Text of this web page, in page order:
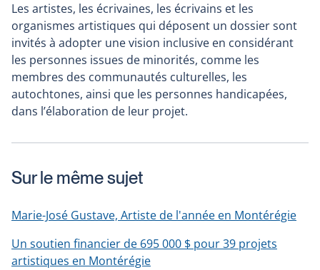
Les artistes, les écrivaines, les écrivains et les
organismes artistiques qui déposent un dossier sont
invités à adopter une vision inclusive en considérant
les personnes issues de minorités, comme les
membres des communautés culturelles, les
autochtones, ainsi que les personnes handicapées,
dans l’élaboration de leur projet.
Sur le même sujet
Marie-José Gustave, Artiste de l'année en Montérégie
Un soutien financier de 695 000 $ pour 39 projets
artistiques en Montérégie